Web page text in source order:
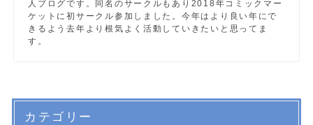
人ブログです。同名のサークルもあり2018年コミックマー
ケットに初サークル参加しました。今年はより良い年にで
きるよう去年より根気よく活動していきたいと思ってま
す。
カテゴリー